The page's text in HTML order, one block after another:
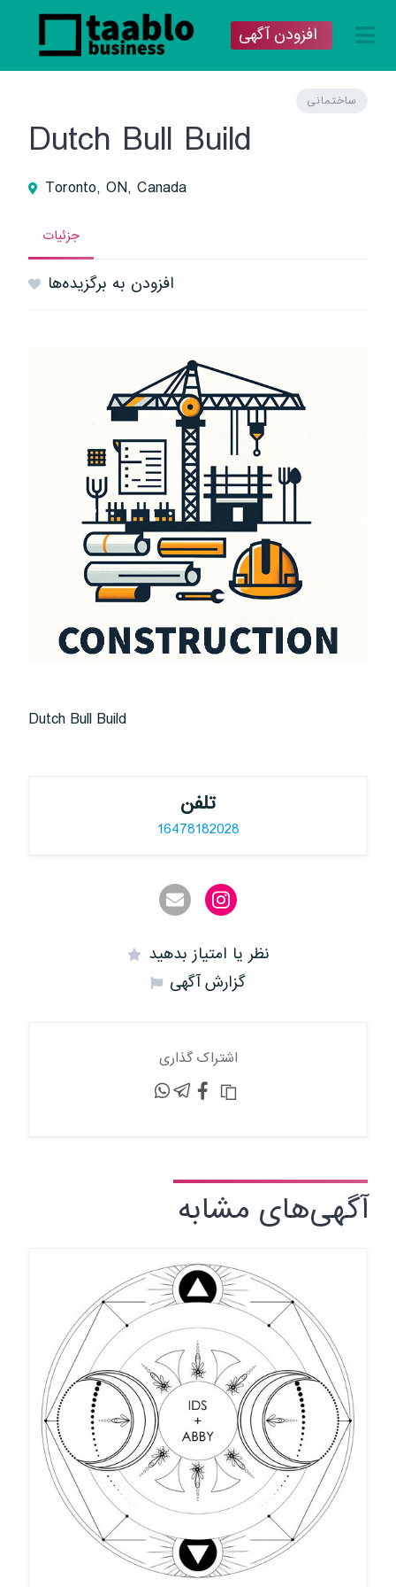
افزودن آگهی
ساختمانی
Dutch Bull Build
Toronto, ON, Canada
جزئیات
افزودن به برگزیده‌ها
Dutch Bull Build
تلفن
16478182028
نظر یا امتیاز بدهید
گزارش آگهی
اشتراک گذاری
آگهی‌های مشابه